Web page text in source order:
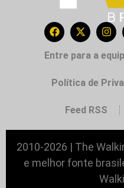
Entre para a
Política de
Feed RSS
2010-2026 | The
e melhor fonte